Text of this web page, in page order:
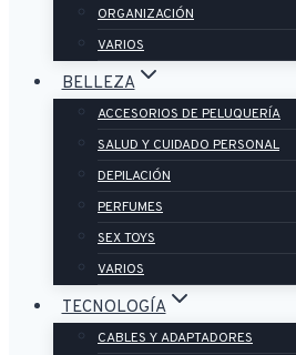
ORGANIZACIÓN
VARIOS
BELLEZA
ACCESORIOS DE PELUQUERÍA
SALUD Y CUIDADO PERSONAL
DEPILACIÓN
PERFUMES
SEX TOYS
VARIOS
TECNOLOGÍA
CABLES Y ADAPTADORES